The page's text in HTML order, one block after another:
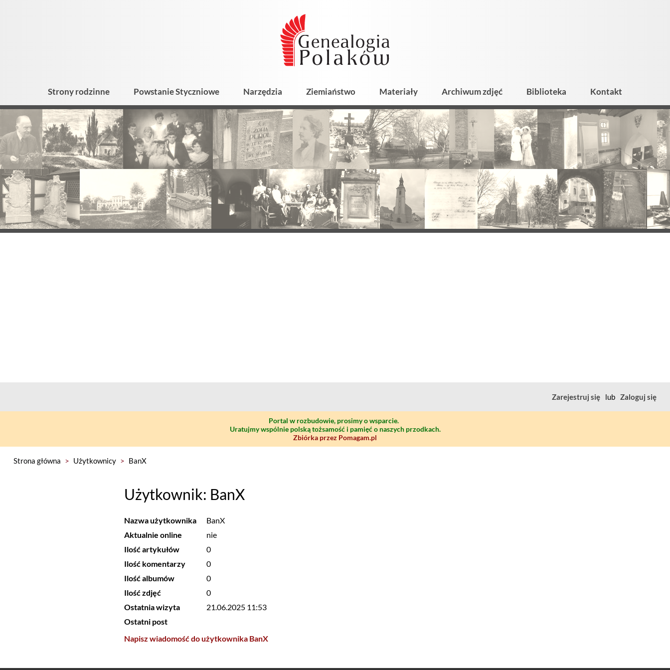
Strony rodzinne Powstanie Styczniowe Narzędzia Ziemiaństwo Materiały Archiwum zdjęć Biblioteka Kontakt
Zarejestruj się lub Zaloguj się
Portal w rozbudowie, prosimy o wsparcie.
Uratujmy wspólnie polską tożsamość i pamięć o naszych przodkach.
Zbiórka przez Pomagam.pl
Strona główna > Użytkownicy > BanX
Użytkownik: BanX
Nazwa użytkownika
BanX
Aktualnie online
nie
Ilość artykułów
0
Ilość komentarzy
0
Ilość albumów
0
Ilość zdjęć
0
Ostatnia wizyta
21.06.2025 11:53
Ostatni post
Napisz wiadomość do użytkownika BanX